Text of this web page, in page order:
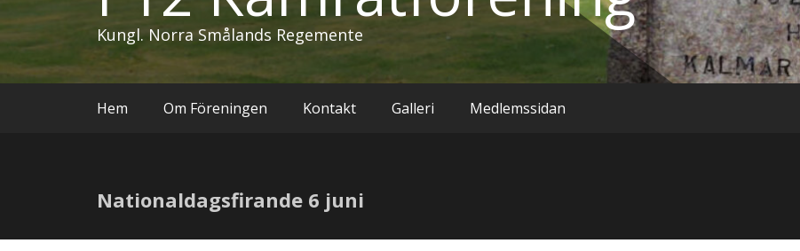
Kungl. Norra Smålands Regemente
Hem Om Föreningen Kontakt Galleri Medlemssidan
Nationaldagsfirande 6 juni